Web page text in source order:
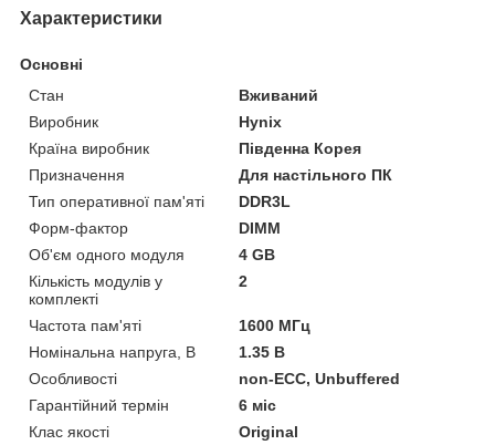
Характеристики
Основні
Стан
Вживаний
Виробник
Hynix
Країна виробник
Південна Корея
Призначення
Для настільного ПК
Тип оперативної пам'яті
DDR3L
Форм-фактор
DIMM
Об'єм одного модуля
4 GB
Кількість модулів у
комплекті
2
Частота пам'яті
1600 МГц
Номінальна напруга, В
1.35 В
Особливості
non-ECC, Unbuffered
Гарантійний термін
6 міс
Клас якості
Original